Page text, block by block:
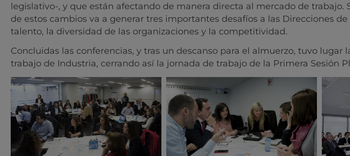
legislativo-, y que están afectando de manera directa al mercado de trabajo.
de estos cambios va a generar tres importantes desafíos a las Direcciones
talento, la diversidad de las organizaciones y la competitividad.
Concluidas las conferencias, y tras un descanso para el almuerzo, tuvo lugar
trabajo de Industria, cerrando así la jornada de trabajo de la Primera Sesión